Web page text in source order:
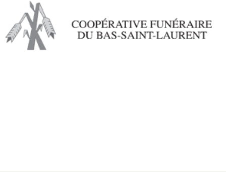
contenu
principal